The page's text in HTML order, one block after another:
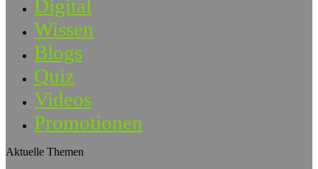
Digital
Wissen
Blogs
Quiz
Videos
Promotionen
Aktuelle Themen